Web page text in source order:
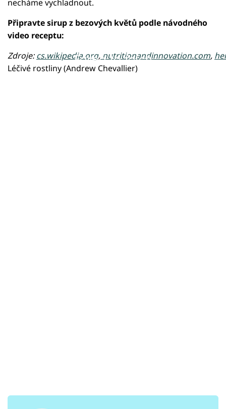
necháme vychladnout.
Připravte sirup z bezových květů podle návodného
video receptu:
Failed to fetch
Zdroje:cs.wikipedia.org, nutritionandinnovation.com,
Léčivé rostliny (Andrew Chevallier)